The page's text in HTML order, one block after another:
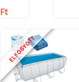
ELFOGYOTT